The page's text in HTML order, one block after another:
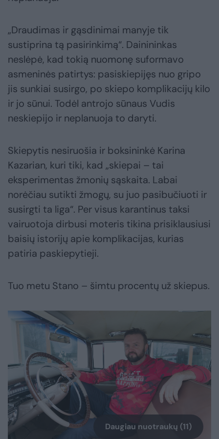
„Draudimas ir gąsdinimai manyje tik
sustiprina tą pasirinkimą“. Dainininkas
neslėpė, kad tokią nuomonę suformavo
asmeninės patirtys: pasiskiepijęs nuo gripo
jis sunkiai susirgo, po skiepo komplikacijų kilo
ir jo sūnui. Todėl antrojo sūnaus Vudis
neskiepijo ir neplanuoja to daryti.
Skiepytis nesiruošia ir boksininkė Karina
Kazarian, kuri tiki, kad „skiepai – tai
eksperimentas žmonių sąskaita. Labai
norėčiau sutikti žmogų, su juo pasibučiuoti ir
susirgti ta liga“. Per visus karantinus taksi
vairuotoja dirbusi moteris tikina prisiklausiusi
baisių istorijų apie komplikacijas, kurias
patiria paskiepytieji.
Tuo metu Stano – šimtu procentų už skiepus.
Daugiau nuotraukų (11)